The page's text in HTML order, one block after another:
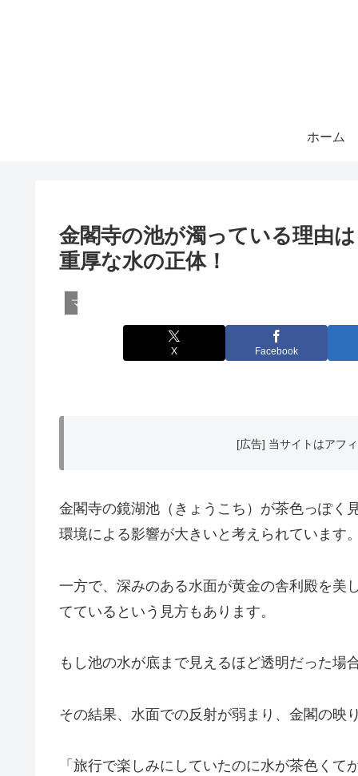
ホーム
金閣寺の池が濁っている理由
重厚な水の正体！
マメ知識・雑学
X Facebook
[広告] 当サイトはアフ
金閣寺の鏡湖池（きょうこち）が茶色っぽく
環境による影響が大きいと考えられています
一方で、深みのある水面が黄金の舎利殿を美
てているという見方もあります。
もし池の水が底まで見えるほど透明だった場
その結果、水面での反射が弱まり、金閣の映
「旅行で楽しみにしていたのに水が茶色く